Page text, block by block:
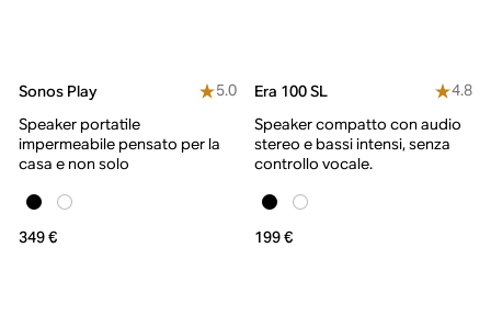
Sonos Play
5.0
Speaker portatile
impermeabile pensato per la
casa e non solo
349 €
Era 100 SL
4.8
Speaker compatto con audio
stereo e bassi intensi, senza
controllo vocale.
199 €